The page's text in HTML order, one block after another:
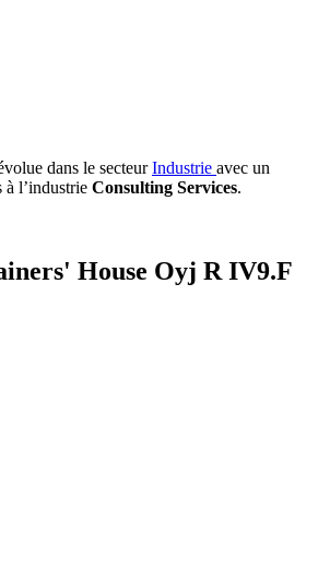
dans le secteurIndustrie avec un
à l’industrie Consulting Services.
House Oyj R IV9.F